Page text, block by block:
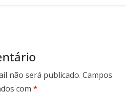
não será publicado. Campos
com *